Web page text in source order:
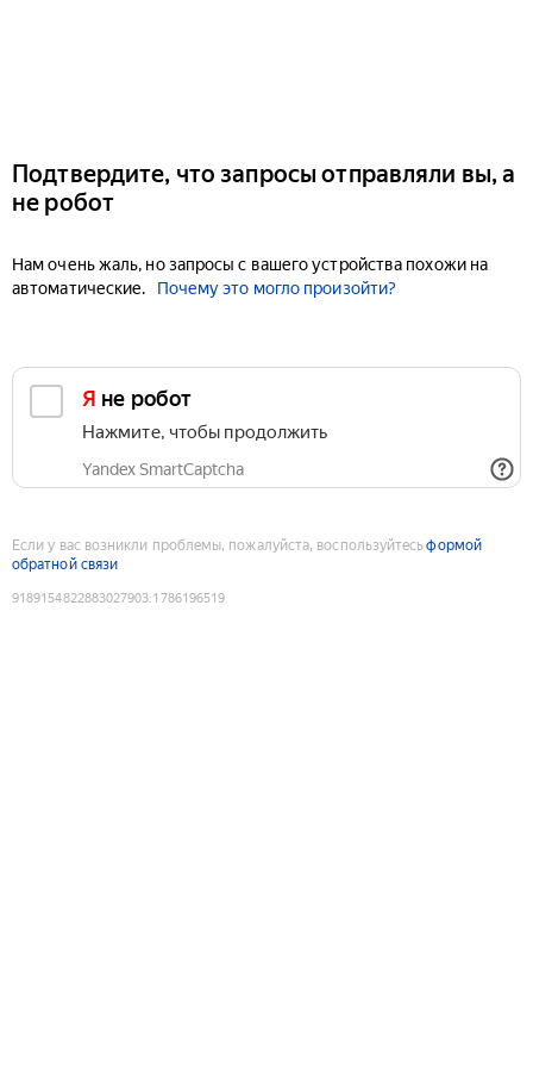
Подтвердите, что запросы отправляли вы, а
не робот
Нам очень жаль, но запросы с вашего устройства похожи на
автоматические.
Почему это могло произойти?
Я не робот
Нажмите, чтобы продолжить
Yandex SmartCaptcha
Если у вас возникли проблемы, пожалуйста, воспользуйтесьформой
обратной связи
9189154822883027903:1786196519